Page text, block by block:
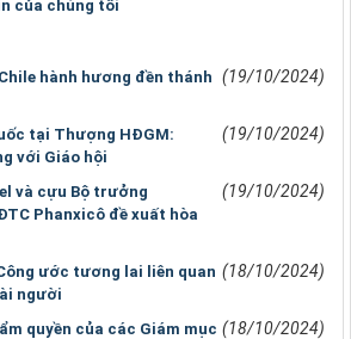
của chúng tôi
hành hương đền thánh (19/10/2024)
tại Thượng HĐGM:
với Giáo hội
(19/10/2024)
và cựu Bộ trưởng
Phanxicô đề xuất hòa
(19/10/2024)
ước tương lai liên quan
người
(18/10/2024)
quyền của các Giám mục (18/10/2024)